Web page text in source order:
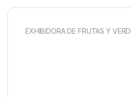
EXHIBIDORA DE FRUTAS Y